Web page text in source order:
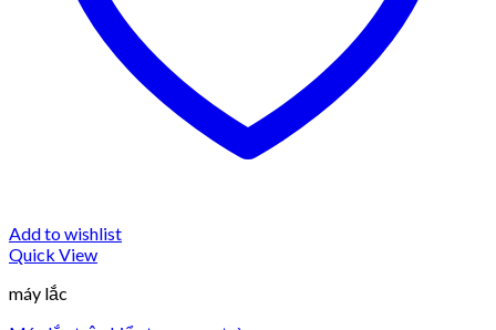
Add to wishlist
Quick View
máy lắc